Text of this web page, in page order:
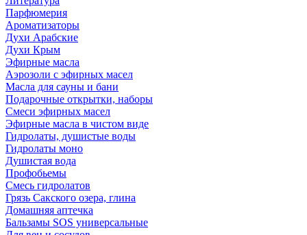
Парфюмерия
Ароматизаторы
Духи Арабские
Духи Крым
Эфирные масла
Аэрозоли с эфирных масел
Масла для сауны и бани
Подарочные открытки, наборы
Смеси эфирных масел
Эфирные масла в чистом виде
Гидролаты, душистые воды
Гидролаты моно
Душистая вода
Профобьемы
Смесь гидролатов
Грязь Сакского озера, глина
Домашняя аптечка
Бальзамы SOS универсальные